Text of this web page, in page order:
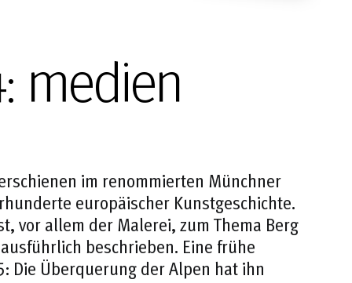
medien
im renommierten Münchner
europäischer Kunstgeschichte.
vor allem der Malerei, zum Thema Berg
beschrieben. Eine frühe
Die Überquerung der Alpen hat ihn